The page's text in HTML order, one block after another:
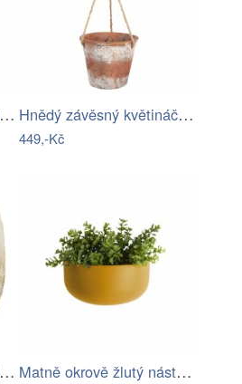
Mosazný závěsný květináč DUTCHBONE Oasis Hnědý závěsný květináč - 19*19*53 cm…
449,-Kč
Cementový obal na květináč s jitrocelem… Matně okrově žlutý nástěnný keramický…